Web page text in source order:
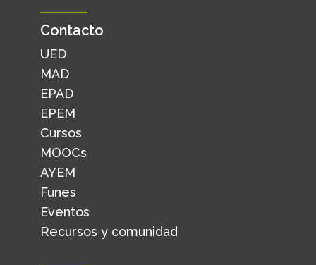
Contacto
UED
MAD
EPAD
EPEM
Cursos
MOOCs
AYEM
Funes
Eventos
Recursos y comunidad